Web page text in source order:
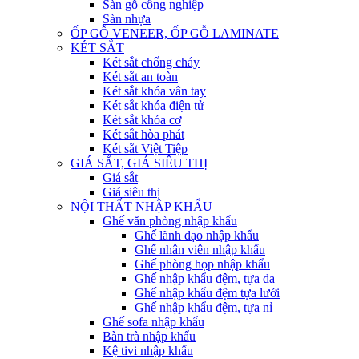
Sàn gỗ công nghiệp
Sàn nhựa
ỐP GỖ VENEER, ỐP GỖ LAMINATE
KÉT SẮT
Két sắt chống cháy
Két sắt an toàn
Két sắt khóa vân tay
Két sắt khóa điện tử
Két sắt khóa cơ
Két sắt hòa phát
Két sắt Việt Tiệp
GIÁ SẮT, GIÁ SIÊU THỊ
Giá sắt
Giá siêu thị
NỘI THẤT NHẬP KHẨU
Ghế văn phòng nhập khẩu
Ghế lãnh đạo nhập khẩu
Ghế nhân viên nhập khẩu
Ghế phòng họp nhập khẩu
Ghế nhập khẩu đệm, tựa da
Ghế nhập khẩu đệm tựa lưới
Ghế nhập khẩu đệm, tựa nỉ
Ghế sofa nhập khẩu
Bàn trà nhập khẩu
Kệ tivi nhập khẩu